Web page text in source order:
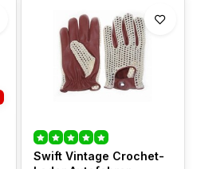
Swift Vintage Crochet-